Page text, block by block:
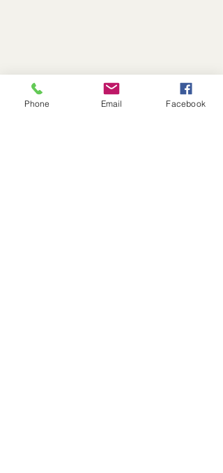
Phone Email Facebook